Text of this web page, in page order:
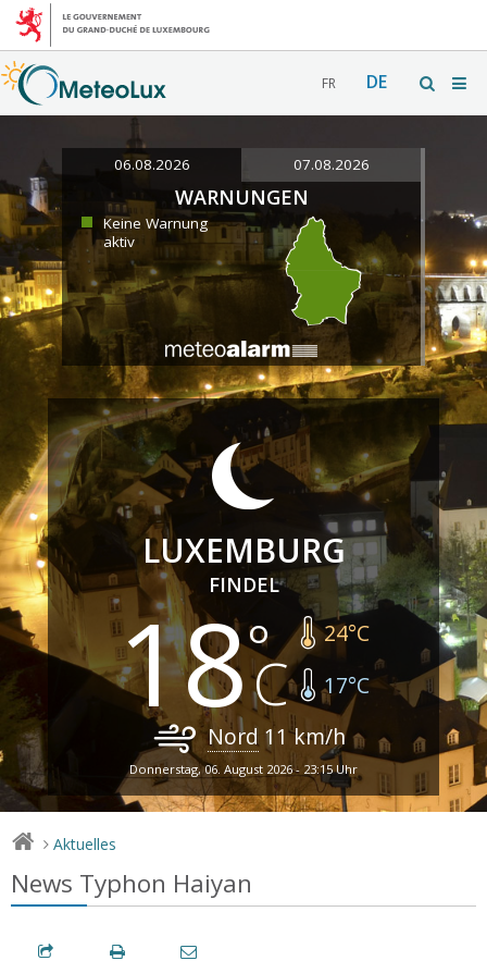
FR DE
06.08.2026 07.08.2026
WARNUNGEN
Keine Warnung
aktiv
LUXEMBURG
FINDEL
18 24°C
17°C
Nord 11km/h
Donnerstag, 06. August 2026 - 23:15 Uhr
> Aktuelles
News Typhon Haiyan